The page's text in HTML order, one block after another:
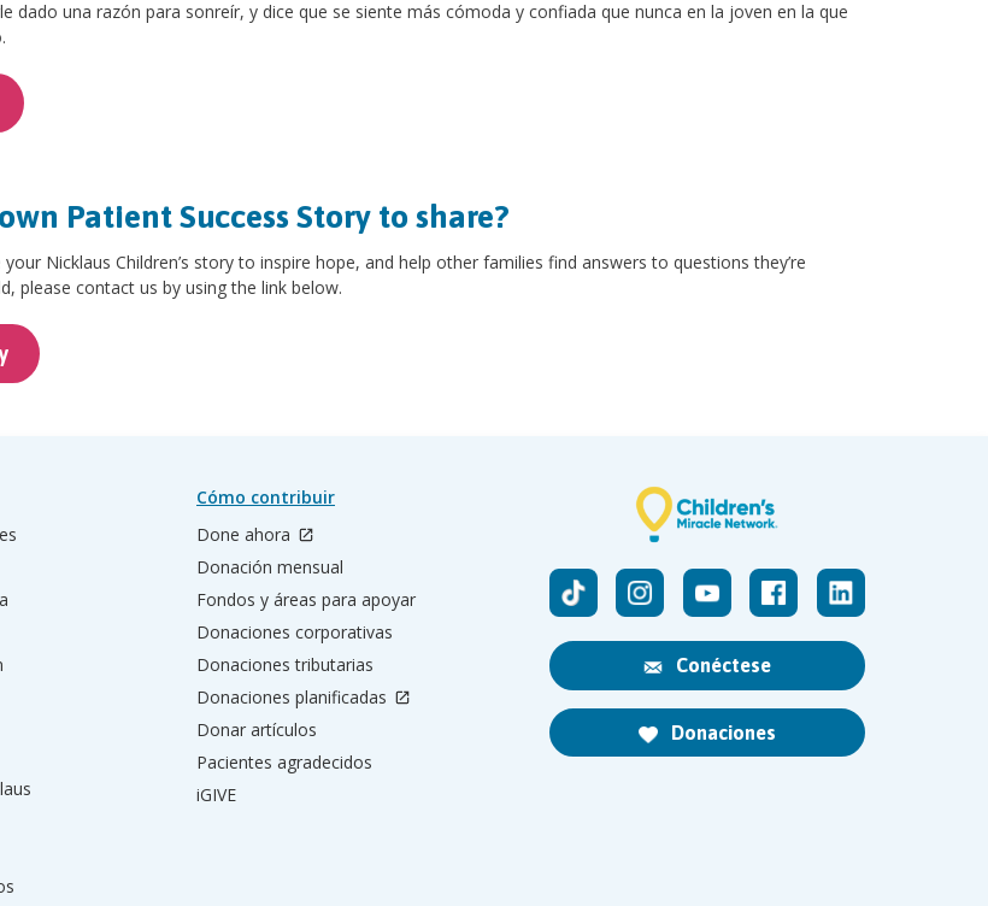
dado una razón para sonreír, y dice que se siente más cómoda y confiada que nunca en la joven en la que
Patient Success Story to share?
your Nicklaus Children’s story to inspire hope, and help other families find answers to questions they’re
please contact us by using the link below.
Conéctese
Donaciones
Cómo contribuir
Done ahora
Donación mensual
Fondos y áreas para apoyar
Donaciones corporativas
Donaciones tributarias
Donaciones planificadas
Donar artículos
Pacientes agradecidos
iGIVE